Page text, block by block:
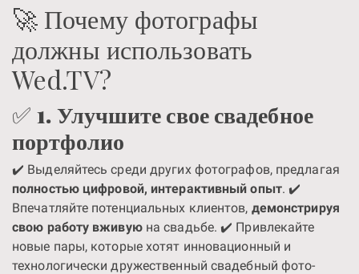
🚀 Почему фотографы
должны использовать
Wed.TV?
✅1. Улучшите свое свадебное
портфолио
✔️ Выделяйтесь среди других фотографов, предлагая
полностью цифровой, интерактивный опыт. ✔️
Впечатляйте потенциальных клиентов, демонстрируя
свою работу вживуюна свадьбе. ✔️ Привлекайте
новые пары, которые хотят инновационный и
технологически дружественный свадебный фото-